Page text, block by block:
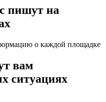
пишут на
о каждой площадке
вам
ситуациях